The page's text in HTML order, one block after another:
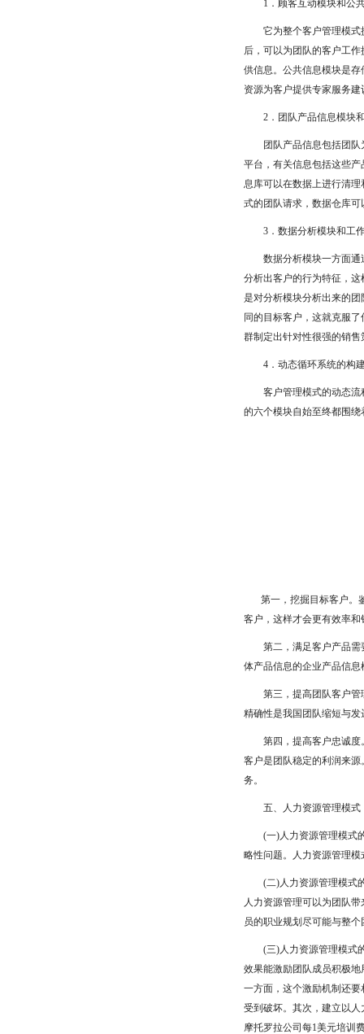
1．顾客互动模块和公
它为整个客户管理模式提
后，可以为团队的客户工
供信息。公共信息模块是
资源为客户提供专家服务
2．团队产品信息模块和
团队产品信息包括团队为
平台，有关信息包括这些
息库可以在数据上进行清
式的团队请求，数据仓库
3．数据分析模块和工
数据分析模块一方面通过
分析出客户的行为特征，
是对分析模块分析出来的
同的目标客户，这就克服
群制定出针对性很强的销售
4．动态循环系统的构
客户管理模式的动态流程
的六个模块自始至终都围
第一，挖掘目标客户。鉴
客户，这样才会更有效率
第二，满足客户产品需要
体产品信息的企业产品信
第三，提高团队客户管理
精确性是我国团队缩短与
第四，提高客户忠诚度。
客户是团队稳定的利润来
务。
五、人力资源管理模式
(一)人力资源管理模式的
略性问题。人力资源管理
(二)人力资源管理模式的
人力资源管理可以为团队
员的职业规划尽可能与整
(三)人力资源管理模式的
效果能激励团队成员积极
一方面，这个激励机制还
受到破坏。其次，建立以
摩托罗拉公司每1美元培训